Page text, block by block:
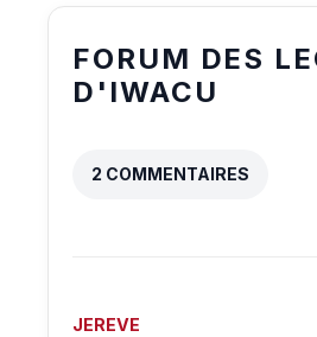
FORUM DES
D'IWACU
2 COMMENTAIRES
JEREVE